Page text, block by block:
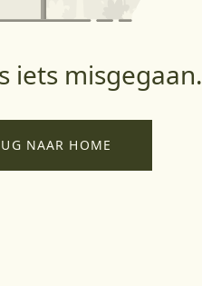
iets misgegaan.
NAAR HOME